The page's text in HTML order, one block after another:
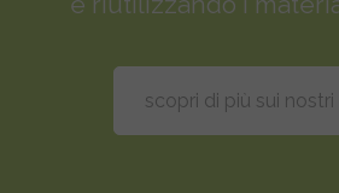
scopri di più sui